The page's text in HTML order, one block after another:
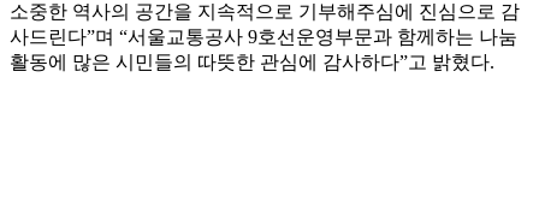
소중한 역사의 공간을 지속적으로 기부해주심에 진심으로 감
사드린다”며 “서울교통공사 9호선운영부문과 함께하는 나눔
활동에 많은 시민들의 따뜻한 관심에 감사하다”고 밝혔다.